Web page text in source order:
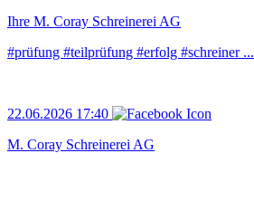
Ihre M. Coray Schreinerei AG
#prüfung #teilprüfung #erfolg #schreiner ...
22.06.2026 17:40
M. Coray Schreinerei AG